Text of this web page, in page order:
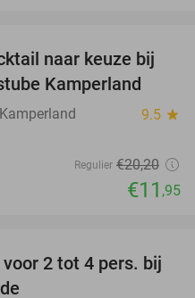
41%
naar keuze bij
Kamperland
9.5 star
Regulier €20,20
€11 ,95
17%
2 tot 4 pers. bij